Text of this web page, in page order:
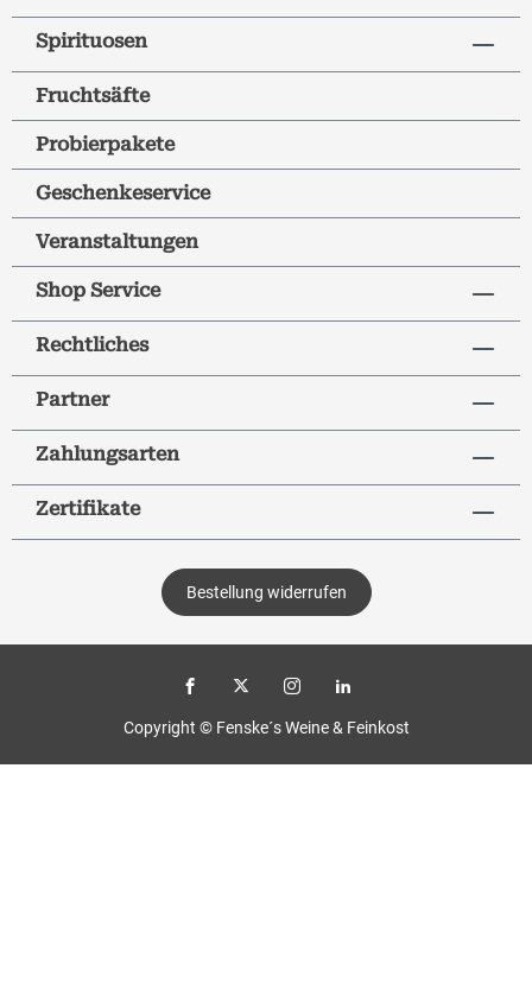
Spirituosen
Fruchtsäfte
Probierpakete
Geschenkeservice
Veranstaltungen
Shop Service
Rechtliches
Partner
Zahlungsarten
Zertifikate
Bestellung widerrufen
Copyright © Fenske´s Weine & Feinkost